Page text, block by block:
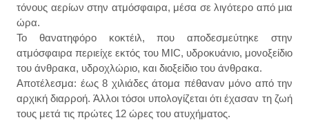
τόνους αερίων στην ατμόσφαιρα, μέσα σε λιγότερο από μια
ώρα.
Το θανατηφόρο κοκτέιλ, που αποδεσμεύτηκε στην
ατμόσφαιρα περιείχε εκτός του MIC, υδροκυάνιο, μονοξείδιο
του άνθρακα, υδροχλώριο, και διοξείδιο του άνθρακα.
Αποτέλεσμα: έως 8 χιλιάδες άτομα πέθαναν μόνο από την
αρχική διαρροή. Άλλοι τόσοι υπολογίζεται ότι έχασαν τη ζωή
τους μετά τις πρώτες 12 ώρες του ατυχήματος.